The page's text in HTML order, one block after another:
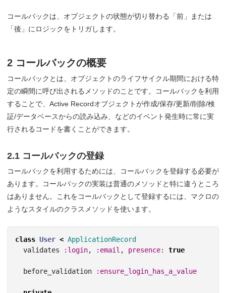
コールバックは、オブジェクトの状態が切り替わる「前」または
「後」にロジックをトリガします。
2 コールバックの概要
コールバックとは、オブジェクトのライフサイクル期間における特
定の瞬間に呼び出されるメソッドのことです。コールバックを利用
することで、Active Recordオブジェクトが作成/保存/更新/削除/検
証/データベースからの読み込み、などのイベント発生時に常に実
行されるコードを書くことができます。
2.1 コールバックの登録
コールバックを利用するためには、コールバックを登録する必要が
あります。コールバックの実装は普通のメソッドと特に違うところ
はありません。これをコールバックとして登録するには、マクロの
ようなスタイルのクラスメソッドを使います。
class User < ApplicationRecord
validates
:login, :email , presence: true
before_validation :ensure_login_has_a_value